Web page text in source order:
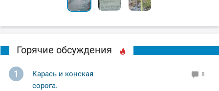
Горячие обсуждения
1
Карась и конская
сорога.
8